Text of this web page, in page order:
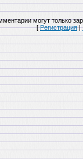
могут только
[Регистрация|